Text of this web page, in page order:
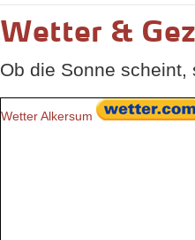
Wetter &
Ob die Sonne
Wetter Alkersum